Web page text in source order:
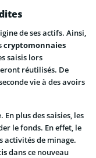
de ses actifs. Ainsi,
cryptomonnaies
saisis lors
réutilisés. De
vie à des avoirs
En plus des saisies, les
le fonds. En effet, le
activités de minage.
dans ce nouveau